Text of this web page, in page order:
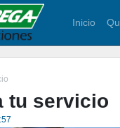
Inicio
tu servicio